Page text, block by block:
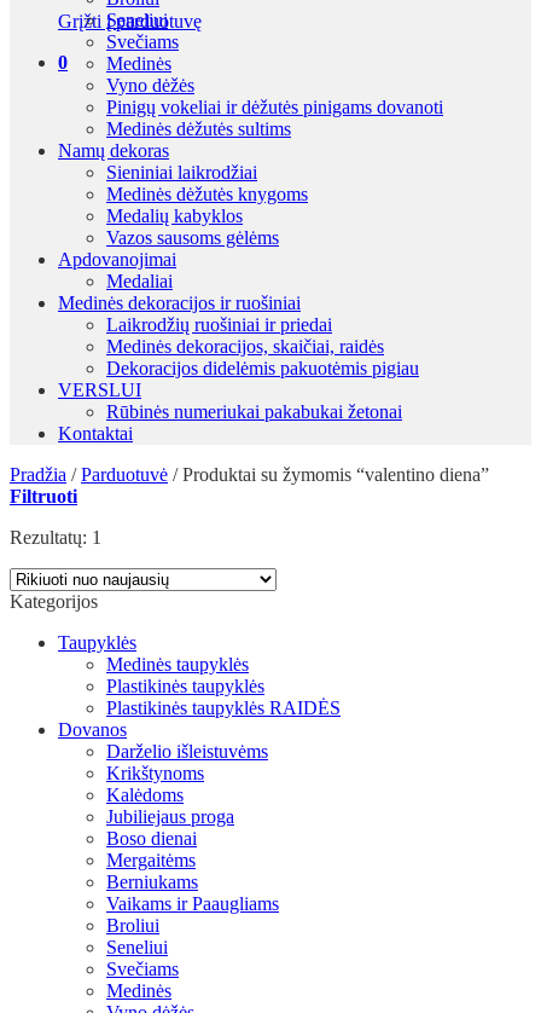
Grįžti į parduotuvę
0
Seneliui
Svečiams
Medinės
Vyno dėžės
Pinigų vokeliai ir dėžutės pinigams dovanoti
Medinės dėžutės sultims
Namų dekoras
Sieniniai laikrodžiai
Medinės dėžutės knygoms
Medalių kabyklos
Vazos sausoms gėlėms
Apdovanojimai
Medaliai
Medinės dekoracijos ir ruošiniai
Laikrodžių ruošiniai ir priedai
Medinės dekoracijos, skaičiai, raidės
Dekoracijos didelėmis pakuotėmis pigiau
VERSLUI
Rūbinės numeriukai pakabukai žetonai
Kontaktai
Pradžia / Parduotuvė /Produktai su žymomis “valentino diena”
Filtruoti
Rezultatų: 1
Kategorijos
Taupyklės
Medinės taupyklės
Plastikinės taupyklės
Plastikinės taupyklės RAIDĖS
Dovanos
Darželio išleistuvėms
Krikštynoms
Kalėdoms
Jubiliejaus proga
Boso dienai
Mergaitėms
Berniukams
Vaikams ir Paaugliams
Broliui
Seneliui
Svečiams
Medinės